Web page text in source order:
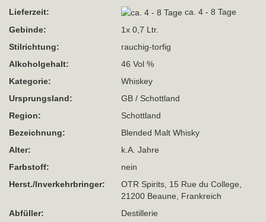
Lieferzeit:
ca. 4 - 8 Tage
Gebinde:
1x 0,7 Ltr.
Stilrichtung:
rauchig-torfig
Alkoholgehalt:
46 Vol %
Kategorie:
Whiskey
Ursprungsland:
GB / Schottland
Region:
Schottland
Bezeichnung:
Blended Malt Whisky
Alter:
k.A. Jahre
Farbstoff:
nein
Herst./Inverkehrbringer:
OTR Spirits, 15 Rue du College,
21200 Beaune, Frankreich
Abfüller:
Destillerie